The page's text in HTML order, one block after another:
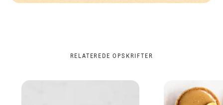
RELATEREDE OPSKRIFTER